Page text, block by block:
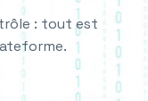
: tout est